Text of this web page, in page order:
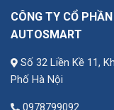
CÔNG TY CỔ
AUTOSMART
Số 32 Liền Kề 11,
Phố Hà Nội
0978799092